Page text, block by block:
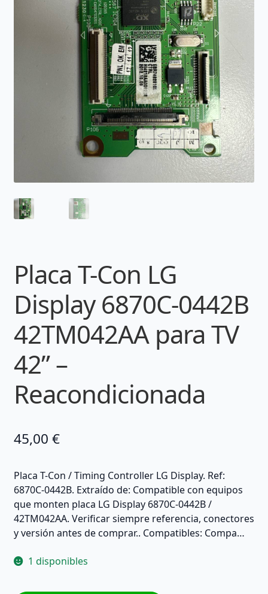
Placa T-Con LG
Display 6870C-0442B
42TM042AA para TV
42” –
Reacondicionada
45,00 €
Placa T-Con / Timing Controller LG Display. Ref:
6870C-0442B. Extraído de: Compatible con equipos
que monten placa LG Display 6870C-0442B /
42TM042AA. Verificar siempre referencia, conectores
y versión antes de comprar.. Compatibles: Compa…
1 disponibles